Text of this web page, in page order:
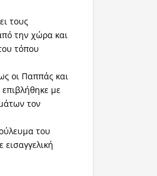
τους
την χώρα και
τόπου
οι Παππάς και
με
τον
του
εισαγγελική